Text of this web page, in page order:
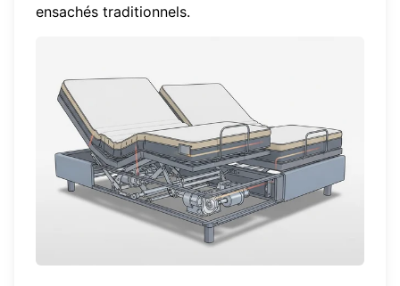
ensachés traditionnels.